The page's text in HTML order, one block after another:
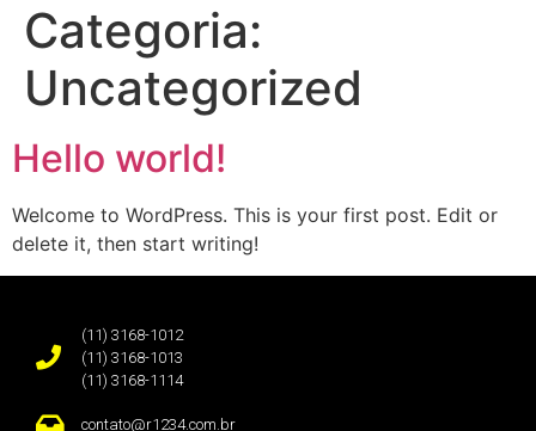
Categoria:
Uncategorized
Hello world!
Welcome to WordPress. This is your first post. Edit or
delete it, then start writing!
(11) 3168-1012
(11) 3168-1013
(11) 3168-1114
contato@r1234.com.br